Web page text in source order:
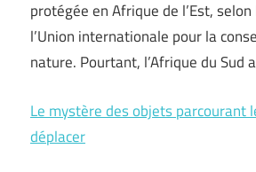
protégée en Afrique de l’Est,
l’Union internationale pour la
nature. Pourtant, l’Afrique du Sud
Le mystère des objets parcourant
déplacer